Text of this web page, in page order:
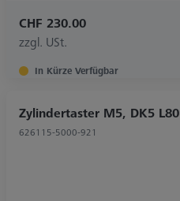
CHF 230.00
zzgl. USt.
In Kürze Verfügbar
Zylindertaster M5, DK5 L80
626115-5000-921